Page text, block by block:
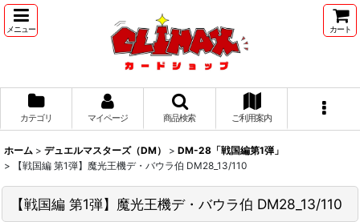
メニュー カート
カテゴリ マイページ 商品検索 ご利用案内
ホーム > デュエルマスターズ（DM） > DM-28「戦国編第1弾」
>
【戦国編 第1弾】魔光王機デ・バウラ伯 DM28_13/110
【戦国編 第1弾】魔光王機デ・バウラ伯 DM28_13/110